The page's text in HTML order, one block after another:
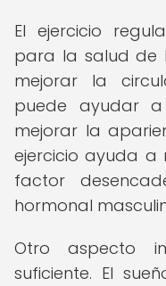
El ejercicio
para la salud de
mejorar la
puede ayudar
mejorar la
ejercicio ayuda a
factor
hormonal
Otro aspecto
suficiente. El